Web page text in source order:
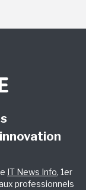
IT News Info, 1er
professionnels